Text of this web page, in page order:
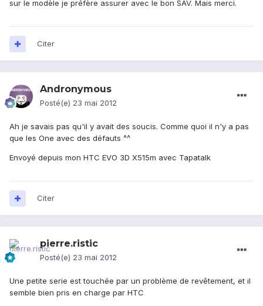
sur le modèle je préfère assurer avec le bon SAV. Mais merci.
Citer
Andronymous
Posté(e) 23 mai 2012
Ah je savais pas qu'il y avait des soucis. Comme quoi il n'y a pas
que les One avec des défauts ^^
Envoyé depuis mon HTC EVO 3D X515m avec Tapatalk
Citer
pierre.ristic
Posté(e) 23 mai 2012
Une petite serie est touchée par un problème de revêtement, et il
semble bien pris en charge par HTC